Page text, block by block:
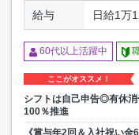
給与 日給1万
60代以上活躍中
ここがオススメ！
シフトは自己申告◎有休消
100％推進
《賞与年2回＆入社祝い金